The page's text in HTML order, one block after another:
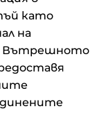
като
на
Вътрешното